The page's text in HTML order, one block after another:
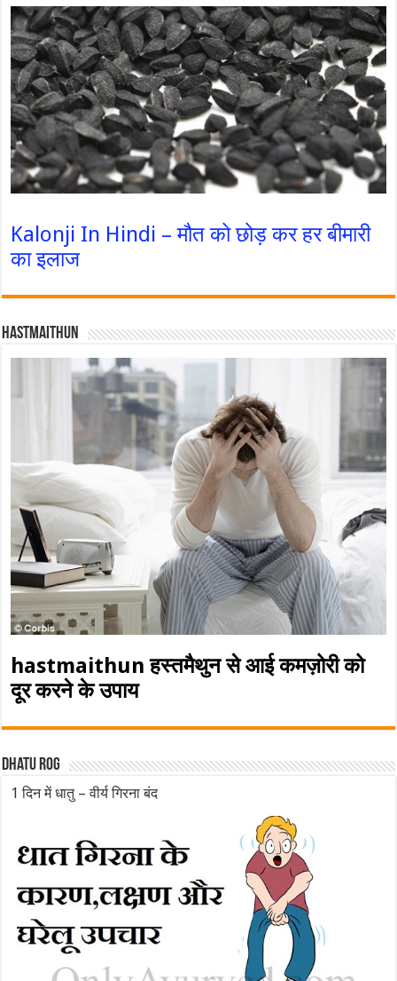
Kalonji In Hindi – मौत को छोड़ कर हर बीमारी
का इलाज
Hastmaithun
hastmaithun हस्तमैथुन से आई कमज़ोरी को
दूर करने के उपाय
Dhatu rog
1 दिन में धातु – वीर्य गिरना बंद